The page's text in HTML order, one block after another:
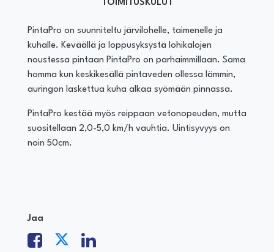
TOIMITUSKULUT
PintaPro on suunniteltu järvilohelle, taimenelle ja
kuhalle. Keväällä ja loppusyksystä lohikalojen
noustessa pintaan PintaPro on parhaimmillaan. Sama
homma kun keskikesällä pintaveden ollessa lämmin,
auringon laskettua kuha alkaa syömään pinnassa.
PintaPro kestää myös reippaan vetonopeuden, mutta
suositellaan 2,0-5,0 km/h vauhtia. Uintisyvyys on
noin 50cm.
Jaa